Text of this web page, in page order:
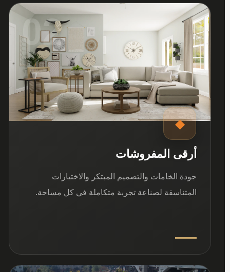
02
◆
أرقى المفروشات
جودة الخامات والتصميم المبتكر والاختيارات
المتناسقة لصناعة تجربة متكاملة في كل مساحة.